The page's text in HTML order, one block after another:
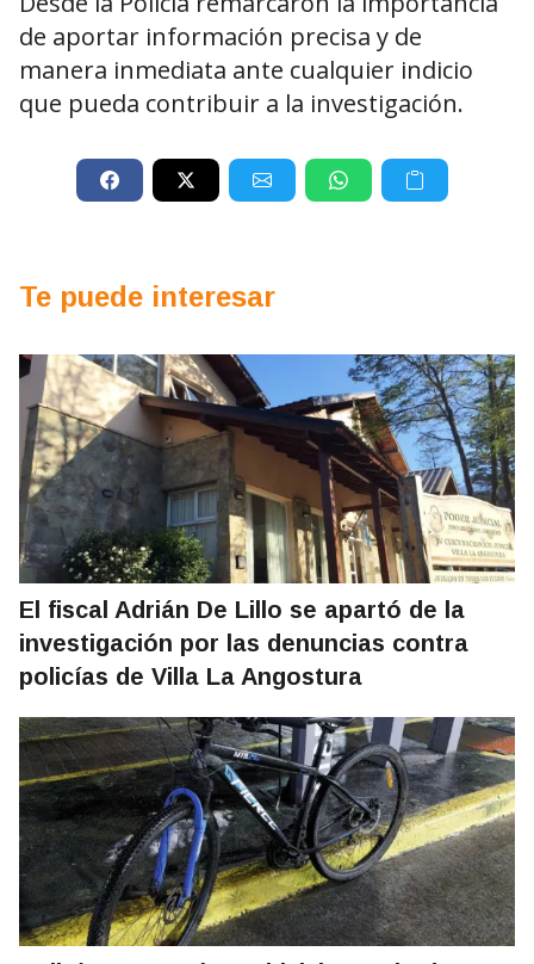
de aportar información precisa y de
manera inmediata ante cualquier indicio
que pueda contribuir a la investigación.
Te puede interesar
El fiscal Adrián De Lillo se apartó de la
investigación por las denuncias contra
policías de Villa La Angostura